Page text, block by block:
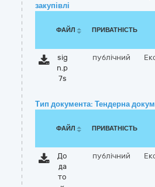
закупівлі
ФАЙЛ ПРИВАТНІСТЬ
sig
n.p
7s
публічний
Тип документа: Тендерна
ФАЙЛ ПРИВАТНІСТЬ
До
да
то
публічний